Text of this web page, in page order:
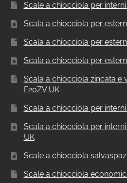
Scale a chiocciola per interni
Scala a chiocciola per
Scala a chiocciola per
Scala a chiocciola per
Scala a chiocciola zincata e
F20ZV UK
Scala a chiocciola per
Scala a chiocciola per
UK
Scale a chiocciola
Scale a chiocciola